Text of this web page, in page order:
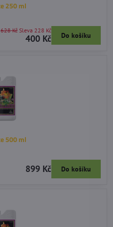
250 ml
400 Kč
628 Kč Sleva 228 Kč
Do košíku
500 ml
899 Kč Do košíku